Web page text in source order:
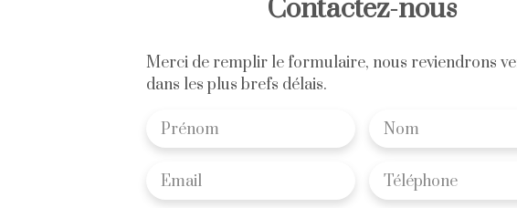
Contactez-nous
Merci de remplir le formulaire, nous reviendrons
dans les plus brefs délais.
Prénom Nom
Email Téléphone